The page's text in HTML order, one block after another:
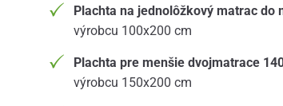
Plachta na jednolôžkový matrac do
výrobcu 100x200 cm
Plachta pre menšie dvojmatrace
výrobcu 150x200 cm